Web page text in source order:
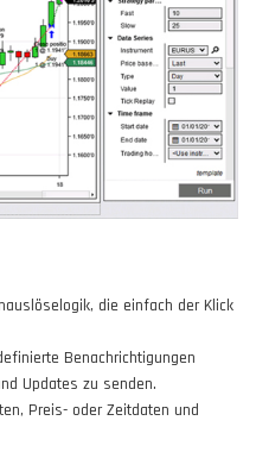
die einfach der Klick
Benachrichtigungen
Updates zu senden.
Preis- oder Zeitdaten und